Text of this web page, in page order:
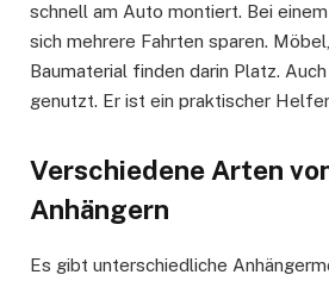
schnell am Auto montiert. Bei
sich mehrere Fahrten sparen.
Baumaterial finden darin Platz.
genutzt. Er ist ein praktischer
Verschiedene Arten
Anhängern
Es gibt unterschiedliche